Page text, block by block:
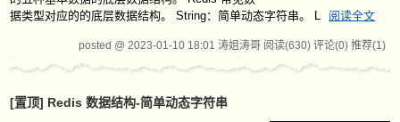
据类型对应的的底层数据结构。 String：简单动态字符串。 L
阅读全文
posted @ 2023-01-10 18:01 涛姐涛哥 阅读(630) 评论(0) 推荐(1)
[置顶] Redis 数据结构-简单动态字符串